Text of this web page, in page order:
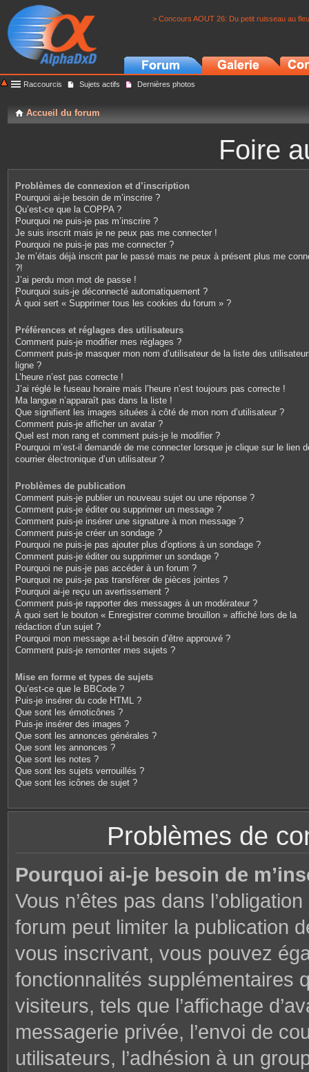
> Concours AOUT 26: Du petit ruisseau au
Raccourcis Sujets actifs Dernières photos
Accueil du forum
Foire
Problèmes de connexion et d’inscription
Pourquoi ai-je besoin de m’inscrire ?
Qu’est-ce que la COPPA ?
Pourquoi ne puis-je pas m’inscrire ?
Je suis inscrit mais je ne peux pas me connecter !
Pourquoi ne puis-je pas me connecter ?
Je m’étais déjà inscrit par le passé mais ne peux à présent plus me
?!
J’ai perdu mon mot de passe !
Pourquoi suis-je déconnecté automatiquement ?
À quoi sert « Supprimer tous les cookies du forum » ?
Préférences et réglages des utilisateurs
Comment puis-je modifier mes réglages ?
Comment puis-je masquer mon nom d’utilisateur de la liste des
ligne ?
L’heure n’est pas correcte !
J’ai réglé le fuseau horaire mais l’heure n’est toujours pas correcte !
Ma langue n’apparaît pas dans la liste !
Que signifient les images situées à côté de mon nom d’utilisateur ?
Comment puis-je afficher un avatar ?
Quel est mon rang et comment puis-je le modifier ?
Pourquoi m’est-il demandé de me connecter lorsque je clique sur le lien
courrier électronique d’un utilisateur ?
Problèmes de publication
Comment puis-je publier un nouveau sujet ou une réponse ?
Comment puis-je éditer ou supprimer un message ?
Comment puis-je insérer une signature à mon message ?
Comment puis-je créer un sondage ?
Pourquoi ne puis-je pas ajouter plus d’options à un sondage ?
Comment puis-je éditer ou supprimer un sondage ?
Pourquoi ne puis-je pas accéder à un forum ?
Pourquoi ne puis-je pas transférer de pièces jointes ?
Pourquoi ai-je reçu un avertissement ?
Comment puis-je rapporter des messages à un modérateur ?
À quoi sert le bouton « Enregistrer comme brouillon » affiché lors de la
rédaction d’un sujet ?
Pourquoi mon message a-t-il besoin d’être approuvé ?
Comment puis-je remonter mes sujets ?
Mise en forme et types de sujets
Qu’est-ce que le BBCode ?
Puis-je insérer du code HTML ?
Que sont les émoticônes ?
Puis-je insérer des images ?
Que sont les annonces générales ?
Que sont les annonces ?
Que sont les notes ?
Que sont les sujets verrouillés ?
Que sont les icônes de sujet ?
Problèmes de
Pourquoi ai-je besoin de
Vous n’êtes pas dans
forum peut limiter la publication
vous inscrivant, vous pouvez
fonctionnalités supplémentaires
visiteurs, tels que l’affichage
messagerie privée, l’envoi de
utilisateurs, l’adhésion à un